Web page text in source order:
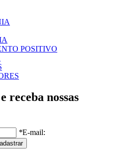
POSITIVO
receba nossas
*E-mail: